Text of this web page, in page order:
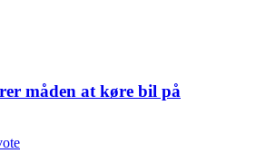
måden at køre bil på